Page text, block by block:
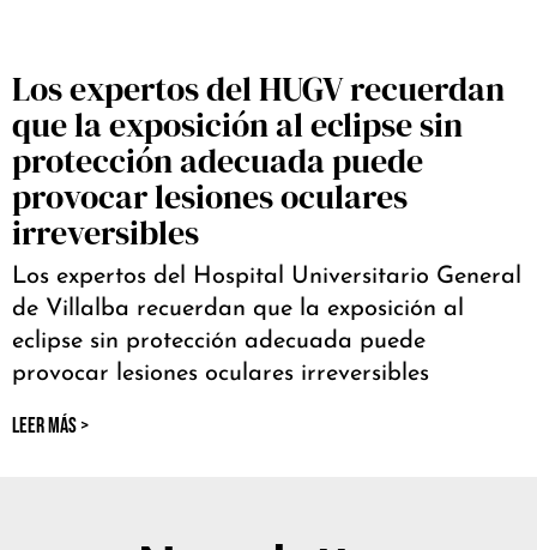
Los expertos del HUGV recuerdan
que la exposición al eclipse sin
protección adecuada puede
provocar lesiones oculares
irreversibles
Los expertos del Hospital Universitario General
de Villalba recuerdan que la exposición al
eclipse sin protección adecuada puede
provocar lesiones oculares irreversibles
LEER MÁS >